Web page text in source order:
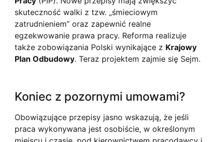
skuteczność walki z tzw. „śmieciowym
zatrudnieniem” oraz zapewnić realne
egzekwowanie prawa pracy. Reforma realizuje
także zobowiązania Polski wynikające z Krajowy
Plan Odbudowy. Teraz projektem zajmie się Sejm.
Koniec z pozornymi umowami?
Obowiązujące przepisy jasno wskazują, że jeśli
praca wykonywana jest osobiście, w określonym